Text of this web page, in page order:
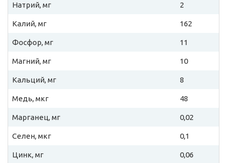
Натрий, мг 2
Калий, мг 162
Фосфор, мг 11
Магний, мг 10
Кальций, мг 8
Медь, мкг 48
Марганец, мг 0,02
Селен, мкг 0,1
Цинк, мг 0,06